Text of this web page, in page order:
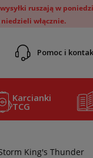
ruszają w
włącznie.
Pomoc i
Karcianki
TCG
King's Thunder